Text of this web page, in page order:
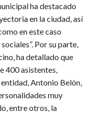
ha destacado
en la ciudad, así
en este caso
Por su parte,
ha detallado que
400 asistentes,
Antonio Belón,
muy
entre otros, la